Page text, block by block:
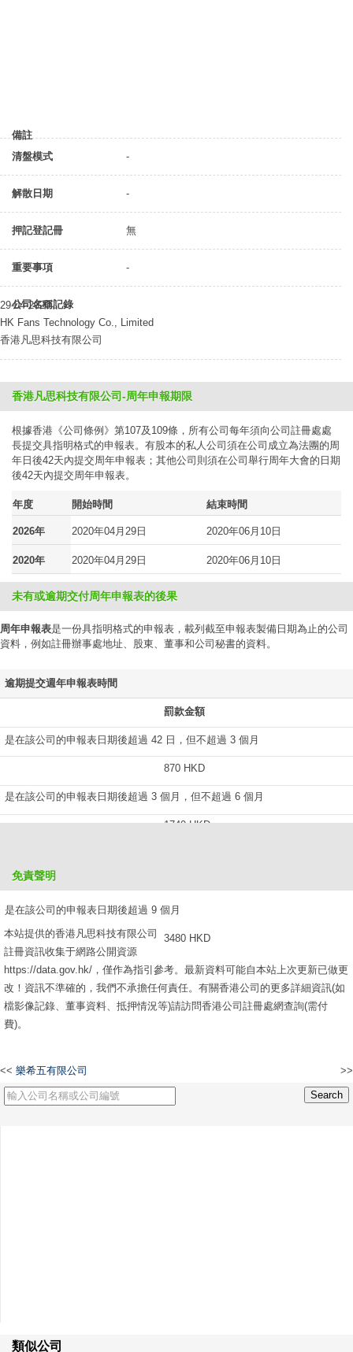
備註
清盤模式
-
解散日期 -
押記登記冊 無
重要事項 -
公司名稱記錄
29-04-2020
HK Fans Technology Co., Limited
香港凡思科技有限公司
香港凡思科技有限公司-周年申報期限
根據香港《公司條例》第107及109條，所有公司每年須向公司註冊處處
長提交具指明格式的申報表。有股本的私人公司須在公司成立為法團的周
年日後42天內提交周年申報表；其他公司則須在公司舉行周年大會的日期
後42天內提交周年申報表。
年度 開始時間 結束時間
2026年 2020年04月29日 2020年06月10日
2020年 2020年04月29日 2020年06月10日
未有或逾期交付周年申報表的後果
周年申報表是一份具指明格式的申報表，載列截至申報表製備日期為止的公司
資料，例如註冊辦事處地址、股東、董事和公司秘書的資料。
逾期提交週年申報表時間
罰款金額
是在該公司的申報表日期後超過 42 日，但不超過 3 個月
870 HKD
是在該公司的申報表日期後超過 3 個月，但不超過 6 個月
1740 HKD
是在該公司的申報表日期後超過 9 個月
3480 HKD
免責聲明
本站提供的香港凡思科技有限公司
註冊資訊收集于網路公開資源
https://data.gov.hk/，僅作為指引參考。最新資料可能自本站上次更新已做更
改！資訊不準確的，我們不承擔任何責任。有關香港公司的更多詳細資訊(如
檔影像記錄、董事資料、抵押情況等)請訪問香港公司註冊處網查詢(需付
費)。
<< 樂希五有限公司 >>
類似公司